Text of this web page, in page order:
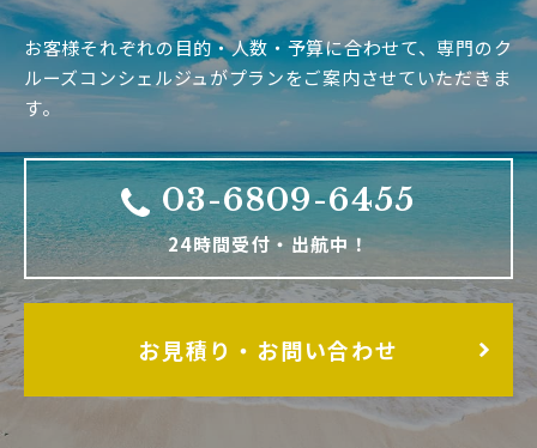
お客様それぞれの目的・人数・予算に合わせて、専門のク
ルーズコンシェルジュがプランをご案内させていただきま
す。
03-6809-6455
24時間受付・出航中！
お見積り・お問い合わせ